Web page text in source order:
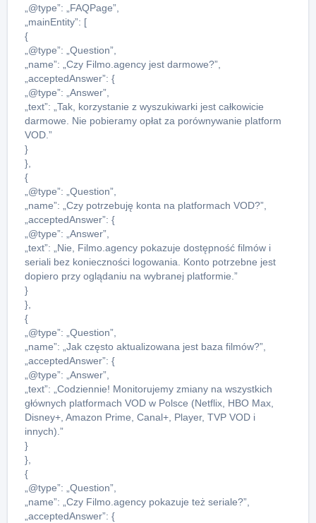
„@type”: „FAQPage”,
„mainEntity”: [
{
„@type”: „Question”,
„name”: „Czy Filmo.agency jest darmowe?”,
„acceptedAnswer”: {
„@type”: „Answer”,
„text”: „Tak, korzystanie z wyszukiwarki jest całkowicie
darmowe. Nie pobieramy opłat za porównywanie platform
VOD.”
}
},
{
„@type”: „Question”,
„name”: „Czy potrzebuję konta na platformach VOD?”,
„acceptedAnswer”: {
„@type”: „Answer”,
„text”: „Nie, Filmo.agency pokazuje dostępność filmów i
seriali bez konieczności logowania. Konto potrzebne jest
dopiero przy oglądaniu na wybranej platformie.”
}
},
{
„@type”: „Question”,
„name”: „Jak często aktualizowana jest baza filmów?”,
„acceptedAnswer”: {
„@type”: „Answer”,
„text”: „Codziennie! Monitorujemy zmiany na wszystkich
głównych platformach VOD w Polsce (Netflix, HBO Max,
Disney+, Amazon Prime, Canal+, Player, TVP VOD i
innych).”
}
},
{
„@type”: „Question”,
„name”: „Czy Filmo.agency pokazuje też seriale?”,
„acceptedAnswer”: {